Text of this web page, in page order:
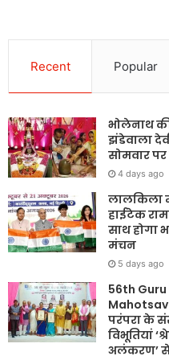
Recent Popular
भोलेनाथ
झंडेवाला
सोमवार पर
4 days ago
लालकिला
हाईटेक
साथ होगा
मंचन
5 days ago
56th
परंपरा के
विभूतियां
अलंकरण’